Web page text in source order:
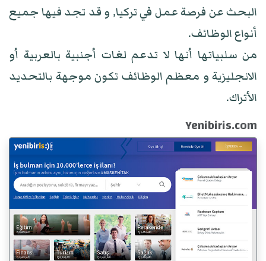
البحث عن فرصة عمل في تركيا, و قد تجد فيها جميع
أنواع الوظائف.
من سلبياتها أنها لا تدعم لغات أجنبية بالعربية أو
الانجليزية و معظم الوظائف تكون موجهة بالتحديد
الأتراك.
Yenibiris.com